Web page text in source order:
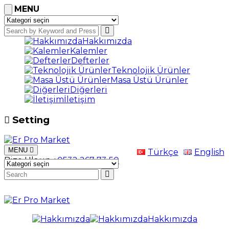
MENU
Hakkımızda
Kalemler
Defterler
Teknolojik Ürünler
Masa Üstü Ürünler
Diğerleri
İletişim
Setting
MENU
Bize Ulaşın+0532 267 73 50
Türkçe English
Hakkımızda